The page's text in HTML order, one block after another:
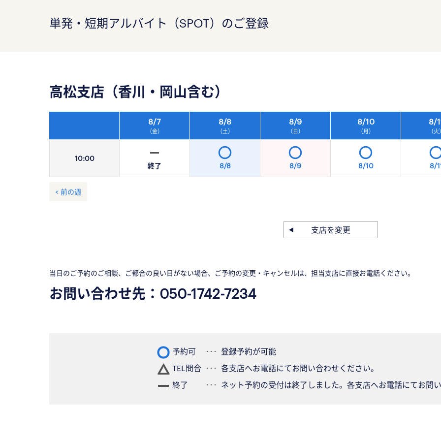
単発・短期アルバイト（SPOT）のご登録
高松支店（香川・岡山含む）
10:00
8/7
（金）
8/8
（土）
8/9
（日）
8/10
（月）
8/
（火）
終了 8/8 8/9 8/10 8/
< 前の週
支店を変更
当日のご予約のご相談、ご都合の良い日がない場合、ご予約の変更・キャンセルは、担当支店に直接お電話ください。
お問い合わせ先： 050-1742-7234
予約可
登録予約が可能
TEL問合
各支店へお電話にてお問い合わせください。
終了
ネット予約の受付は終了しました。各支店へお電話にてお問い